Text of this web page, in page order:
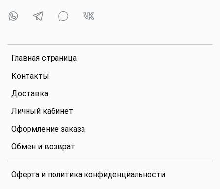
Главная страница
Контакты
Доставка
Личный кабинет
Оформление заказа
Обмен и возврат
Оферта и политика конфиденциальности